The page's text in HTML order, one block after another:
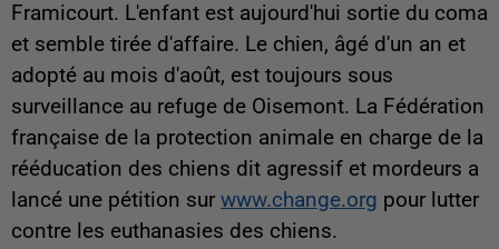
Framicourt. L'enfant est aujourd'hui sortie du coma
et semble tirée d'affaire. Le chien, âgé d'un an et
adopté au mois d'août, est toujours sous
surveillance au refuge de Oisemont. La Fédération
française de la protection animale en charge de la
rééducation des chiens dit agressif et mordeurs a
lancé une pétition sur www.change.org pour lutter
contre les euthanasies des chiens.